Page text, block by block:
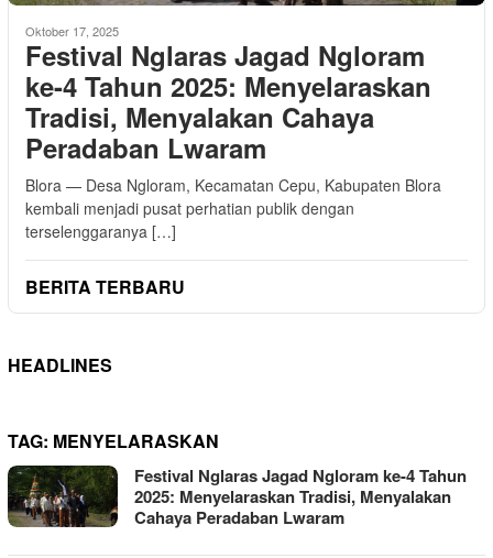
Oktober 17, 2025
Festival Nglaras Jagad Ngloram
ke-4 Tahun 2025: Menyelaraskan
Tradisi, Menyalakan Cahaya
Peradaban Lwaram
Blora — Desa Ngloram, Kecamatan Cepu, Kabupaten Blora
kembali menjadi pusat perhatian publik dengan
terselenggaranya […]
BERITA TERBARU
HEADLINES
TAG: MENYELARASKAN
Festival Nglaras Jagad Ngloram ke-4 Tahun
2025: Menyelaraskan Tradisi, Menyalakan
Cahaya Peradaban Lwaram